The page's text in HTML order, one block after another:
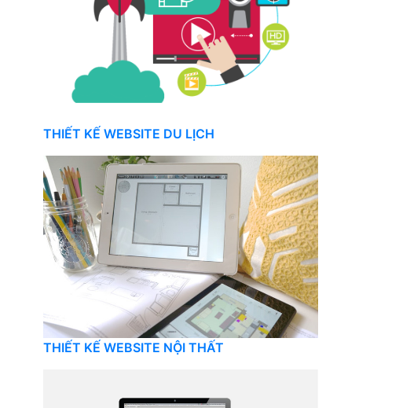
THIẾT KẾ WEBSITE DU LỊCH
THIẾT KẾ WEBSITE NỘI THẤT